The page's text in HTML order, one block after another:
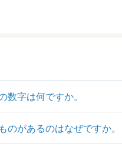
数字は何ですか。
のがあるのはなぜですか。